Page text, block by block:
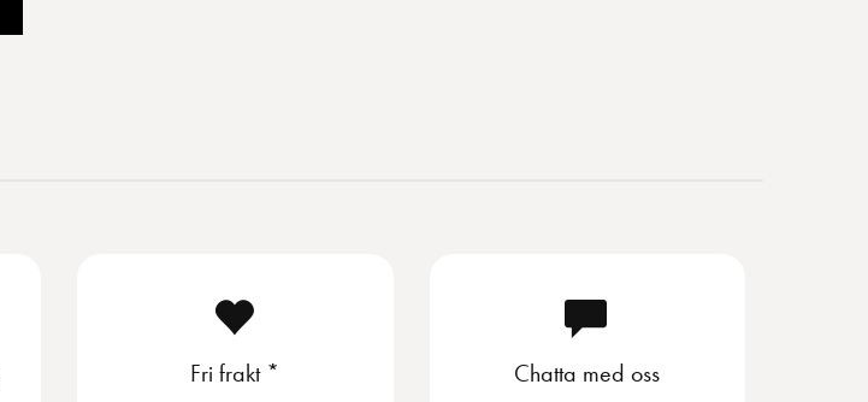
Fri frakt * Chatta med oss